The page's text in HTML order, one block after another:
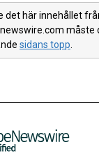
det här innehållet
måste
sidans topp